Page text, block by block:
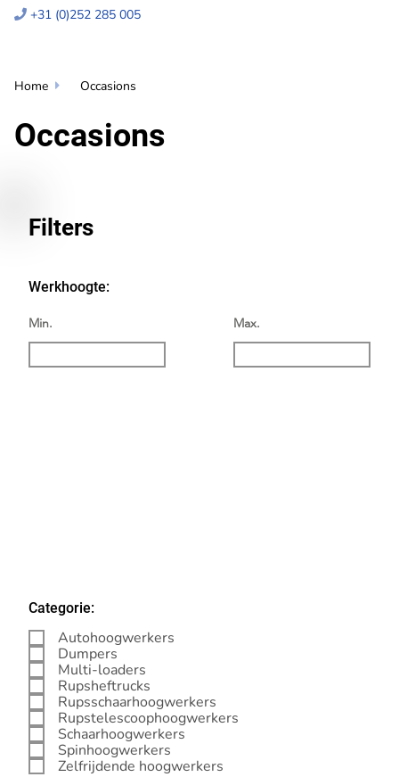
 +31 (0)252 285 005
Filters
Categorie:
Autohoogwerkers
Dumpers
Multi-loaders
Rupsheftrucks
Rupsschaarhoogwerkers
Rupstelescoophoogwerkers
Schaarhoogwerkers
Spinhoogwerkers
Zelfrijdende hoogwerkers
Werkhoogte:
Min. Max.
Occasions
Home  Occasions